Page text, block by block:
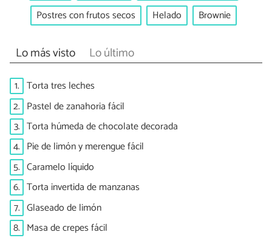
Postres con frutos secos
Helado Brownie
Lo más visto Lo último
1. Torta tres leches
2. Pastel de zanahoria fácil
3. Torta húmeda de chocolate decorada
4. Pie de limón y merengue fácil
5. Caramelo líquido
6. Torta invertida de manzanas
7. Glaseado de limón
8. Masa de crepes fácil